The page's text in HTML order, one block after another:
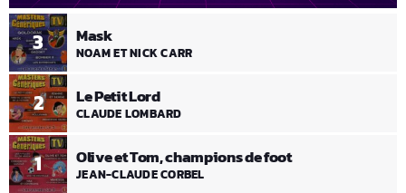
1 Olive et Tom, champions de foot
JEAN-CLAUDE CORBEL
2 Le Petit Lord
CLAUDE LOMBARD
3 Mask
NOAM ET NICK CARR